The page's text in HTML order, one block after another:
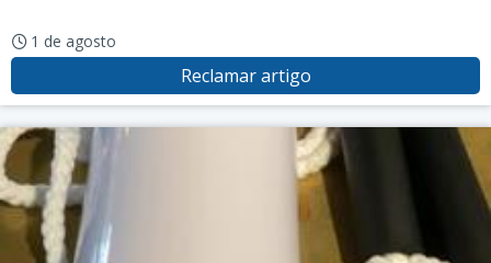
1 de agosto
Reclamar artigo